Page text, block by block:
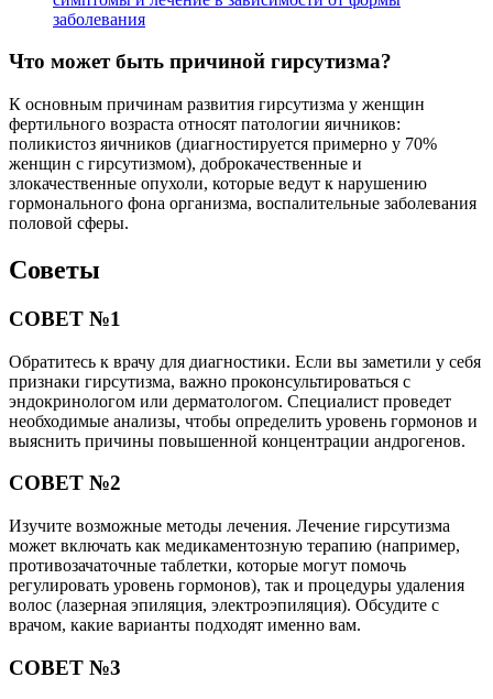
заболевания
Что может быть причиной гирсутизма?
К основным причинам развития гирсутизма у женщин
фертильного возраста относят патологии яичников:
поликистоз яичников (диагностируется примерно у 70%
женщин с гирсутизмом), доброкачественные и
злокачественные опухоли, которые ведут к нарушению
гормонального фона организма, воспалительные заболевания
половой сферы.
Советы
СОВЕТ №1
Обратитесь к врачу для диагностики. Если вы заметили у себя
признаки гирсутизма, важно проконсультироваться с
эндокринологом или дерматологом. Специалист проведет
необходимые анализы, чтобы определить уровень гормонов и
выяснить причины повышенной концентрации андрогенов.
СОВЕТ №2
Изучите возможные методы лечения. Лечение гирсутизма
может включать как медикаментозную терапию (например,
противозачаточные таблетки, которые могут помочь
регулировать уровень гормонов), так и процедуры удаления
волос (лазерная эпиляция, электроэпиляция). Обсудите с
врачом, какие варианты подходят именно вам.
СОВЕТ №3